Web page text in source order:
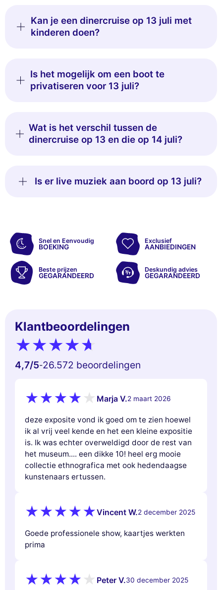
Kan je een dinercruise op 13 juli met
kinderen doen?
Is het mogelijk om een boot te
privatiseren voor 13 juli?
Wat is het verschil tussen de
dinercruise op 13 en die op 14 juli?
Is er live muziek aan boord op 13 juli?
Snel en Eenvoudig
BOEKING
Exclusief
AANBIEDINGEN
Beste prijzen
GEGARANDEERD
Deskundig advies
GEGARANDEERD
Klantbeoordelingen
4,7/5-26.572 beoordelingen
Marja V.2 maart 2026
deze exposite vond ik goed om te zien hoewel
ik al vrij veel kende en het een kleine expositie
is. Ik was echter overweldigd door de rest van
het museum.... een dikke 10! heel erg mooie
collectie ethnografica met ook hedendaagse
kunstenaars ertussen.
Vincent W.2 december 2025
Goede professionele show, kaartjes werkten
prima
Peter V.30 december 2025